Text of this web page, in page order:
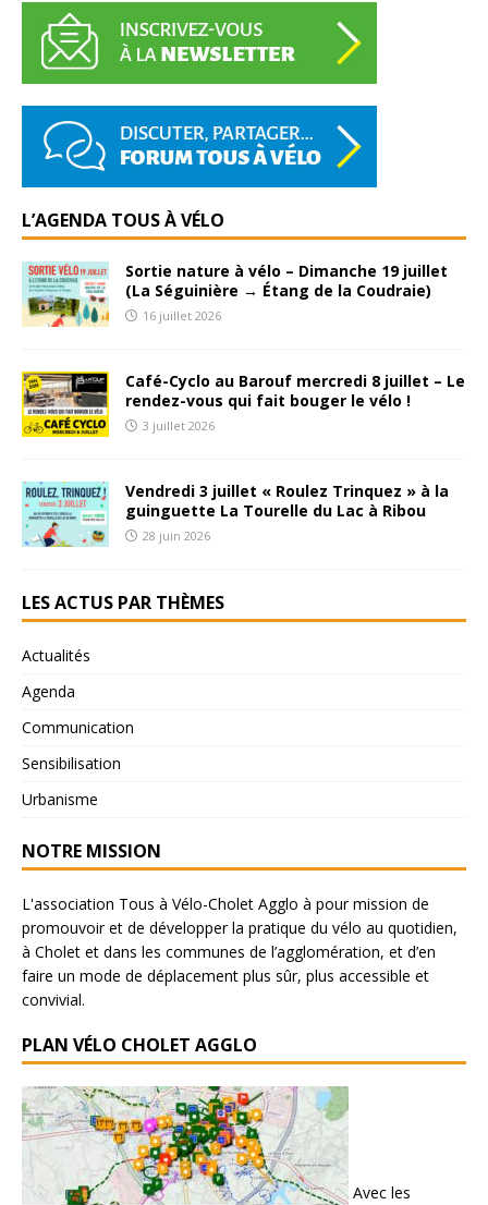
L’AGENDA TOUS À VÉLO
Sortie nature à vélo – Dimanche 19 juillet
(La Séguinière → Étang de la Coudraie)
16 juillet 2026
Café-Cyclo au Barouf mercredi 8 juillet – Le
rendez-vous qui fait bouger le vélo !
3 juillet 2026
Vendredi 3 juillet « Roulez Trinquez » à la
guinguette La Tourelle du Lac à Ribou
28 juin 2026
LES ACTUS PAR THÈMES
Actualités
Agenda
Communication
Sensibilisation
Urbanisme
NOTRE MISSION
L'association Tous à Vélo-Cholet Agglo à pour mission de
promouvoir et de développer la pratique du vélo au quotidien,
à Cholet et dans les communes de l’agglomération, et d’en
faire un mode de déplacement plus sûr, plus accessible et
convivial.
PLAN VÉLO CHOLET AGGLO
Avec les